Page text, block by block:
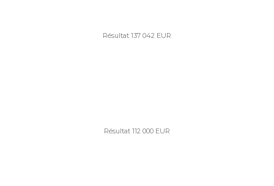
Résultat 137 042 EUR
Résultat 112 000 EUR